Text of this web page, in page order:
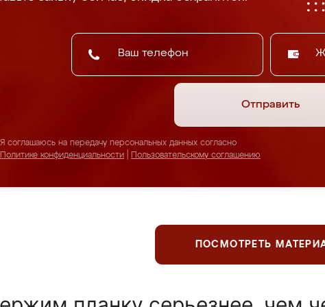
Отправить
Я соглашаюсь на передачу персональных данных согласно
Политике конфиденциальности
Пользовательскому соглашению
ПОСМОТРЕТЬ